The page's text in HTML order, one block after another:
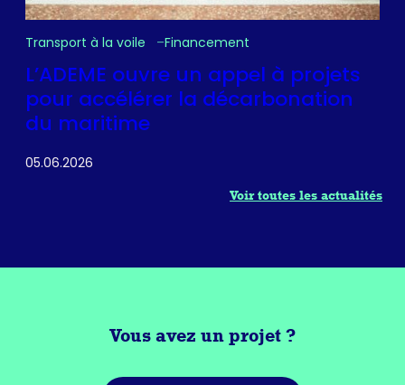
Transport à la voile Financement
L’ADEME ouvre un appel à projets
pour accélérer la décarbonation
du maritime
05.06.2026
Voir toutes les actualités
Vous avez un projet ?